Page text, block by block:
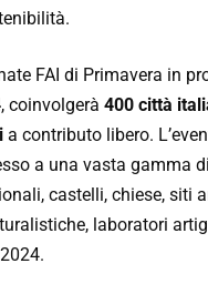
FAI di Primavera in
, coinvolgerà 400 città
a contributo libero.
a una vasta gamma
castelli, chiese, siti
laboratori